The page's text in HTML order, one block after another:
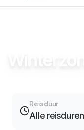
Reisduur
Alle reisduren